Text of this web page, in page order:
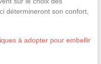
détermineront son confort,
à adopter pour embellir